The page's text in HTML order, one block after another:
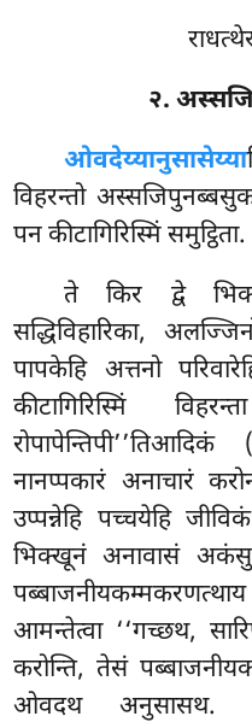
२.
ओवदेय्यानुसासेय्या
विहरन्तो
पन कीटागिरिस्मिं समुट्ठिता.
ते किर द्वे
सद्धिविहारिका,
पापकेहि अत्तनो
कीटागिरिस्मिं
नानप्पकारं अनाचारं
उप्पन्नेहि पच्चयेहि
भिक्खूनं अनावासं
आमन्तेत्वा ‘‘गच्छथ,
करोन्ति, तेसं
ओवदथ अनुसासथ.